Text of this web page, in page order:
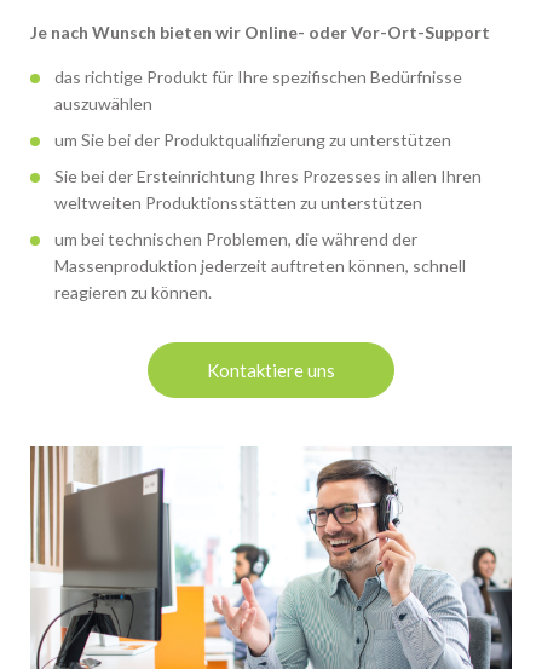
Je nach Wunsch bieten wir Online- oder Vor-Ort-Support
das richtige Produkt für Ihre spezifischen Bedürfnisse
auszuwählen
um Sie bei der Produktqualifizierung zu unterstützen
Sie bei der Ersteinrichtung Ihres Prozesses in allen Ihren
weltweiten Produktionsstätten zu unterstützen
um bei technischen Problemen, die während der
Massenproduktion jederzeit auftreten können, schnell
reagieren zu können.
Kontaktiere uns